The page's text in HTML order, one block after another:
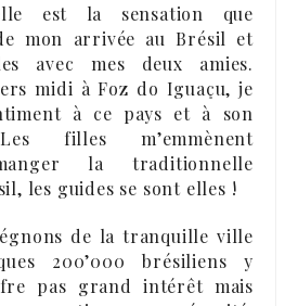
est la sensation que
mon arrivée au Brésil et
avec mes deux amies.
midi à Foz do Iguaçu, je
à ce pays et à son
filles m’emmènent
la traditionnelle
les guides se sont elles !
de la tranquille ville
200’000 brésiliens y
pas grand intérêt mais